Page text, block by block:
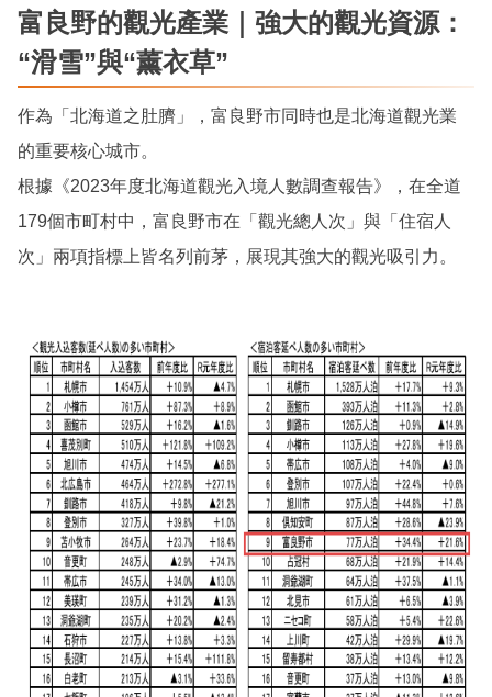
富良野的觀光產業｜強大的觀光資源：
“滑雪”與“薰衣草”
作為「北海道之肚臍」，富良野市同時也是北海道觀光業
的重要核心城市。
根據《2023年度北海道觀光入境人數調查報告》，在全道
179個市町村中，富良野市在「觀光總人次」與「住宿人
次」兩項指標上皆名列前茅，展現其強大的觀光吸引力。